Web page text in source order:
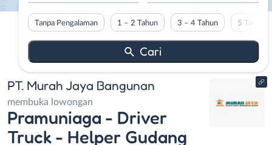
Tanpa Pengalaman 1 – 2 Tahun 3 – 4 Tahun 5 Tahun
PT. Murah Jaya Bangunan
membuka lowongan
Pramuniaga - Driver
Truck - Helper Gudang